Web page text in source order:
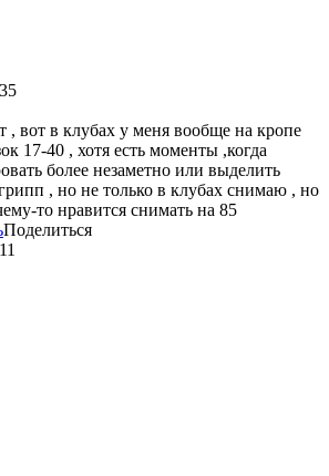
, вот в клубах у меня вообще на кропе
17-40 , хотя есть моменты ,когда
более незаметно или выделить
, но не только в клубах снимаю , но
то нравится снимать на 85
Поделиться